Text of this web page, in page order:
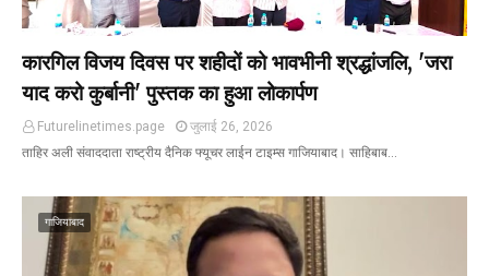
कारगिल विजय दिवस पर शहीदों को भावभीनी श्रद्धांजलि, 'जरा
याद करो कुर्बानी' पुस्तक का हुआ लोकार्पण
Futurelinetimes.page
जुलाई 26, 2026
ताहिर अली संवाददाता राष्ट्रीय दैनिक फ्यूचर लाईन टाइम्स गाजियाबाद। साहिबाब…
गाजियाबाद